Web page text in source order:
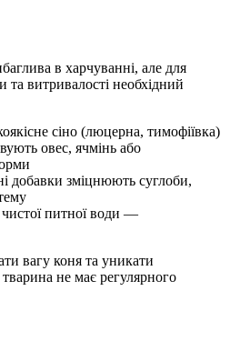
в харчуванні, але для
та витривалості необхідний
сіно (люцерна, тимофіївка)
овес, ячмінь або
добавки зміцнюють суглоби,
питної води —
вагу коня та уникати
не має регулярного